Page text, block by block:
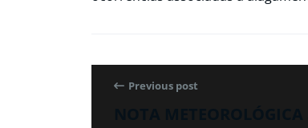
Previous post